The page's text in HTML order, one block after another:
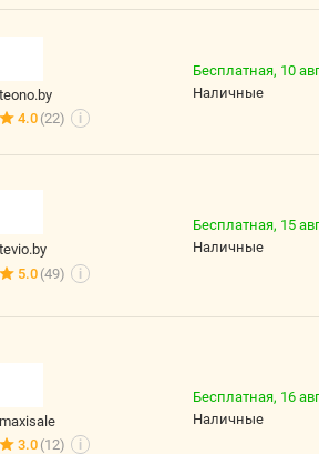
teono.by
4.0 (22) i
Бесплатная, 10
наличные
tevio.by
5.0 (49) i
Бесплатная, 15
наличные
maxisale
3.0 (12) i
Бесплатная, 16
наличные